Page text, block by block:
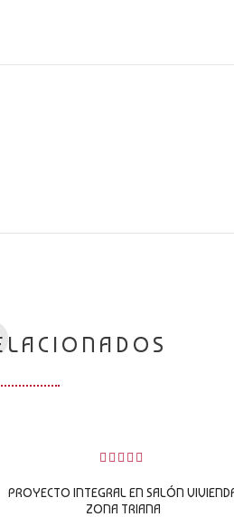
sobre
5
PROYECTO INTEGRAL EN SALÓN
ZONA TRIANA